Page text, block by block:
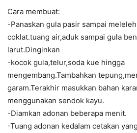
Cara membuat:
-Panaskan gula pasir sampai
coklat.tuang air,aduk sampai gula
larut.Dinginkan
-kocok gula,telur,soda kue hingga
mengembang.Tambahkan
garam.Terakhir masukkan bahan
menggunakan sendok kayu.
-Diamkan adonan beberapa menit.
-Tuang adonan kedalam cetakan